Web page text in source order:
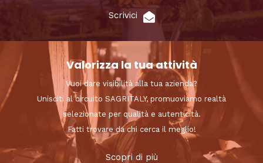
Scrivici
Valorizza la tua attività
Vuoi dare visibilità alla tua azienda?
Unisciti al circuito SAGRITALY, promuoviamo realtà
selezionate per qualità e autenticità.
Fatti trovare da chi cerca il meglio!
Scopri di più